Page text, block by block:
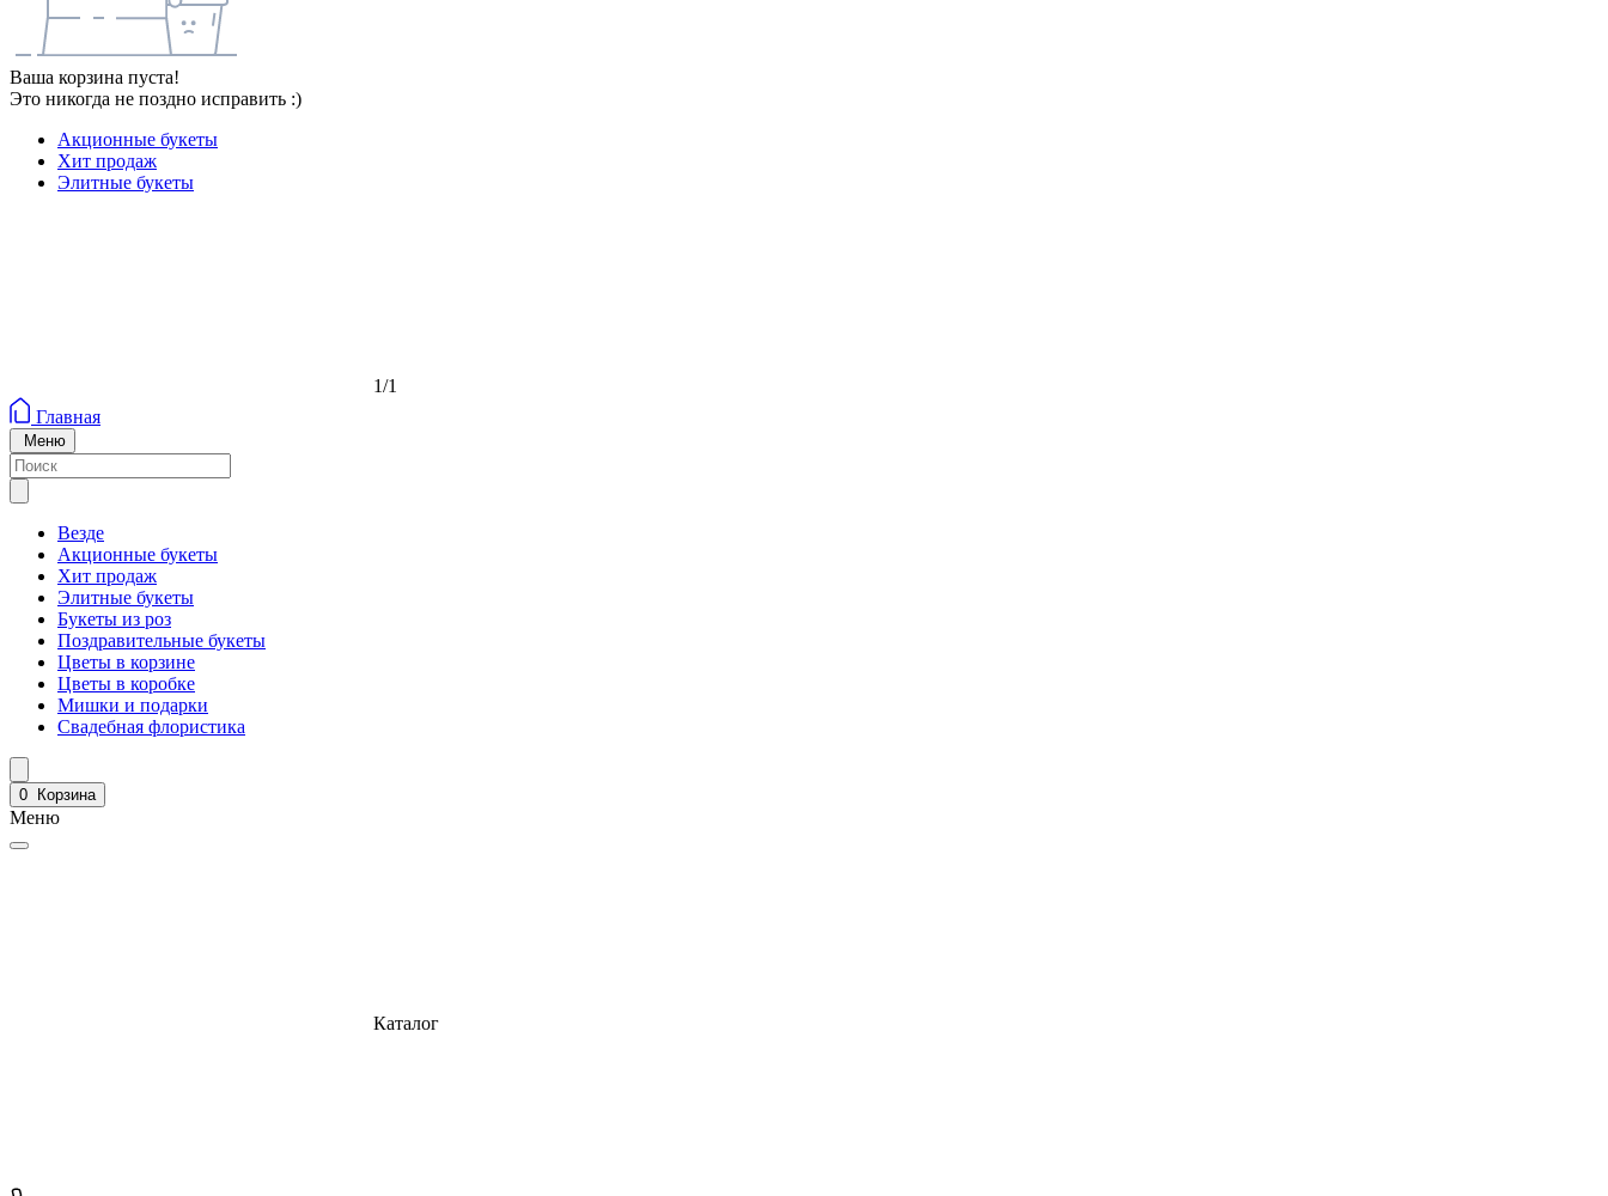
Ваша корзина пуста!
Это никогда не поздно исправить :)
Акционные букеты
Хит продаж
Элитные букеты
1/1
Главная
Меню
Везде
Акционные букеты
Хит продаж
Элитные букеты
Букеты из роз
Поздравительные букеты
Цветы в корзине
Цветы в коробке
Мишки и подарки
Свадебная флористика
0 Корзина
Меню
Каталог